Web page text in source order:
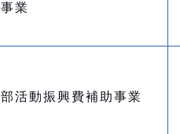
事業
部活動振興費補助事業